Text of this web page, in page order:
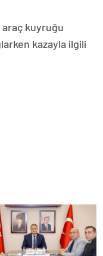
kuyruğu
kazayla ilgili